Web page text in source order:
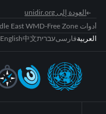
العودة إلى unidir.org
أدوات UNIDIR Middle East WMD-Free Zone
العربيةفارسیעברית中文
English